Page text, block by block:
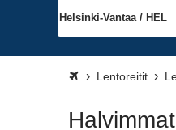
Lentoreitit